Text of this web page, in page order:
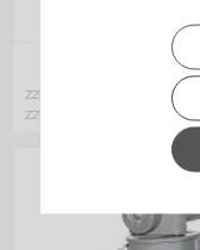
zzgl. 19% MwSt.
zzgl. Versand